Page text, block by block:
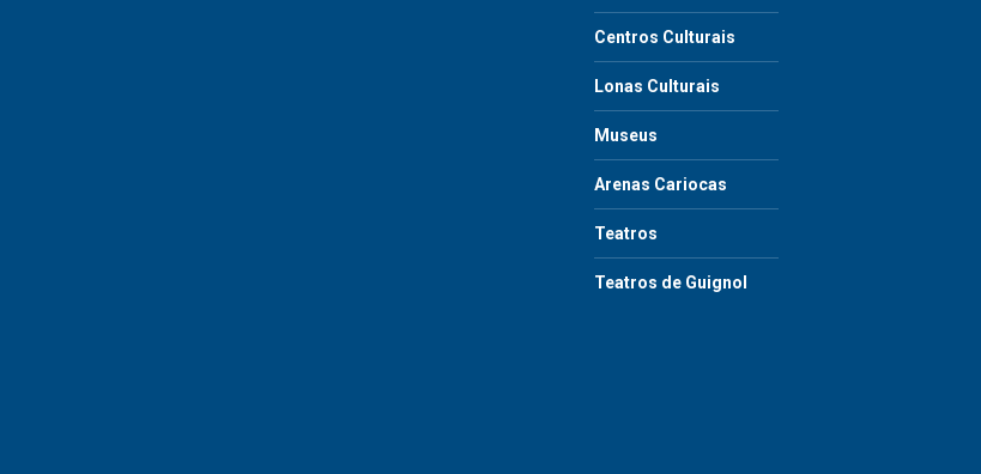
Centros Culturais
Lonas Culturais
Museus
Arenas Cariocas
Teatros
Teatros de Guignol